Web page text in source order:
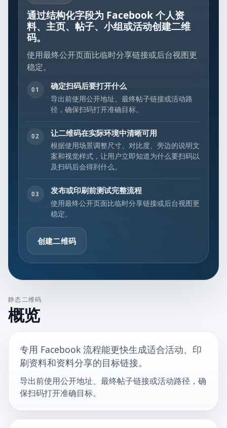
通过结构化字段为 Facebook 个人资
料、主页、帖子、小组或活动创建二维
码。
使用最终公开页面比临时分享链接或后台视图更
稳定。
01 确定扫码后要打开什么
导出前使用公开地址、最终帖子链接或活动路
径，确保扫码打开准确目标。
02 让二维码在实际环境中清晰可用
根据使用场景调整尺寸、对比度、旁边的说明文
案和视觉样式，让用户立即知道为什么要扫码以
及扫码后会得到什么。
03 发布或印刷前测试完整流程
使用最终公开页面比临时分享链接或后台视图更
稳定。
创建二维码
静态二维码
概览
专用 Facebook 流程能更快生成适合活动、印
刷资料和资料分享的目标链接。
导出前使用公开地址、最终帖子链接或活动路径，确
保扫码打开准确目标。